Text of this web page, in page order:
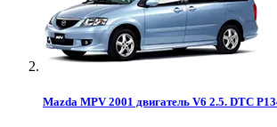
Mazda MPV 2001 двигатель V6 2.5. DTC